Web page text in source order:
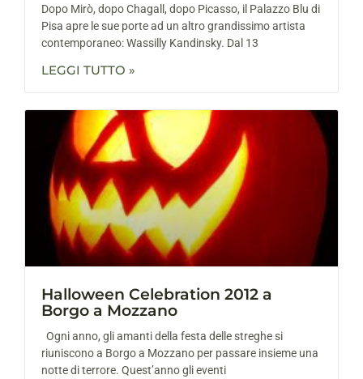
Dopo Mirò, dopo Chagall, dopo Picasso, il Palazzo Blu di
Pisa apre le sue porte ad un altro grandissimo artista
contemporaneo: Wassilly Kandinsky. Dal 13
LEGGI TUTTO »
Halloween Celebration 2012 a
Borgo a Mozzano
Ogni anno, gli amanti della festa delle streghe si
riuniscono a Borgo a Mozzano per passare insieme una
notte di terrore. Quest’anno gli eventi